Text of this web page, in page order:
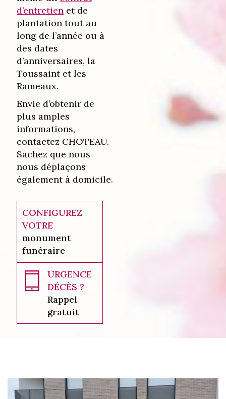
d’entretien et de
plantation tout au
long de l’année ou à
des dates
d’anniversaires, la
Toussaint et les
Rameaux.
Envie d’obtenir de
plus amples
informations,
contactez CHOTEAU.
Sachez que nous
nous déplaçons
également à domicile.
CONFIGUREZ
VOTRE
monument
funéraire
URGENCE
DÉCÈS ?
Rappel
gratuit